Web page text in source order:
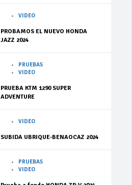
VIDEO
PROBAMOS EL NUEVO HONDA
JAZZ 2024
PRUEBAS
VIDEO
PRUEBA KTM 1290 SUPER
ADVENTURE
VIDEO
SUBIDA UBRIQUE-BENAOCAZ 2024
PRUEBAS
VIDEO